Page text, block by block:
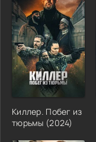
Киллер. Побег из
тюрьмы (2024)